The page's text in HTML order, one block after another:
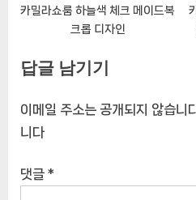
카밀라쇼룸 하늘색 체크 메이드복
크롭 디자인
답글 남기기
이메일 주소는 공개되지 않습니
니다
댓글 *